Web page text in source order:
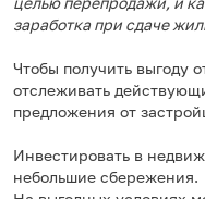
заработка при сдаче
Чтобы получить выгоду
отслеживать
предложения от
Инвестировать в
небольшие сбережения.